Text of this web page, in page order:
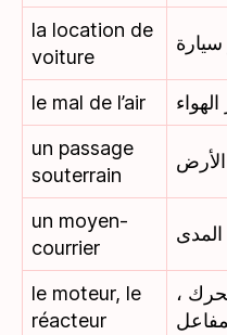
la location de
voiture
سيارة
le mal de l’air
un passage
souterrain
un moyen-
courrier
le moteur, le
réacteur
،